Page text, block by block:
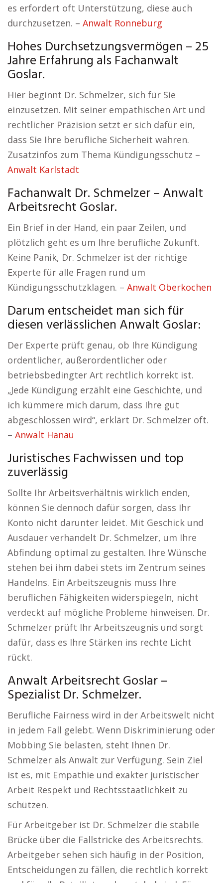
es erfordert oft Unterstützung, diese auch
durchzusetzen. – Anwalt Ronneburg
Hohes Durchsetzungsvermögen – 25
Jahre Erfahrung als Fachanwalt
Goslar.
Hier beginnt Dr. Schmelzer, sich für Sie
einzusetzen. Mit seiner empathischen Art und
rechtlicher Präzision setzt er sich dafür ein,
dass Sie Ihre berufliche Sicherheit wahren.
Zusatzinfos zum Thema Kündigungsschutz –
Anwalt Karlstadt
Fachanwalt Dr. Schmelzer – Anwalt
Arbeitsrecht Goslar.
Ein Brief in der Hand, ein paar Zeilen, und
plötzlich geht es um Ihre berufliche Zukunft.
Keine Panik, Dr. Schmelzer ist der richtige
Experte für alle Fragen rund um
Kündigungsschutzklagen. – Anwalt Oberkochen
Darum entscheidet man sich für
diesen verlässlichen Anwalt Goslar:
Der Experte prüft genau, ob Ihre Kündigung
ordentlicher, außerordentlicher oder
betriebsbedingter Art rechtlich korrekt ist.
„Jede Kündigung erzählt eine Geschichte, und
ich kümmere mich darum, dass Ihre gut
abgeschlossen wird“, erklärt Dr. Schmelzer oft.
– Anwalt Hanau
Juristisches Fachwissen und top
zuverlässig
Sollte Ihr Arbeitsverhältnis wirklich enden,
können Sie dennoch dafür sorgen, dass Ihr
Konto nicht darunter leidet. Mit Geschick und
Ausdauer verhandelt Dr. Schmelzer, um Ihre
Abfindung optimal zu gestalten. Ihre Wünsche
stehen bei ihm dabei stets im Zentrum seines
Handelns. Ein Arbeitszeugnis muss Ihre
beruflichen Fähigkeiten widerspiegeln, nicht
verdeckt auf mögliche Probleme hinweisen. Dr.
Schmelzer prüft Ihr Arbeitszeugnis und sorgt
dafür, dass es Ihre Stärken ins rechte Licht
rückt.
Anwalt Arbeitsrecht Goslar –
Spezialist Dr. Schmelzer.
Berufliche Fairness wird in der Arbeitswelt nicht
in jedem Fall gelebt. Wenn Diskriminierung oder
Mobbing Sie belasten, steht Ihnen Dr.
Schmelzer als Anwalt zur Verfügung. Sein Ziel
ist es, mit Empathie und exakter juristischer
Arbeit Respekt und Rechtsstaatlichkeit zu
schützen.
Für Arbeitgeber ist Dr. Schmelzer die stabile
Brücke über die Fallstricke des Arbeitsrechts.
Arbeitgeber sehen sich häufig in der Position,
Entscheidungen zu fällen, die rechtlich korrekt